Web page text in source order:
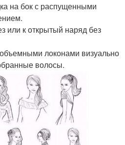
на бок с распущенными
или к открытый наряд без
локонами визуально
волосы.